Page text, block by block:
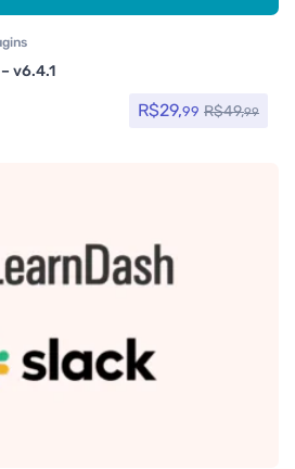
v6.4.1
R$29,99 R$49,99